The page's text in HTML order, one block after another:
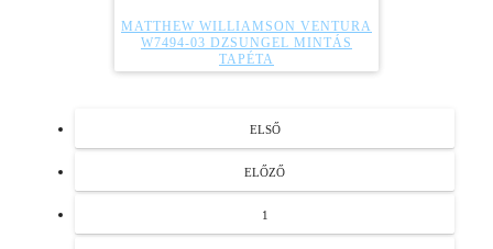
MATTHEW WILLIAMSON VENTURA
W7494-03 DZSUNGEL MINTÁS
TAPÉTA
ELSŐ
ELŐZŐ
1